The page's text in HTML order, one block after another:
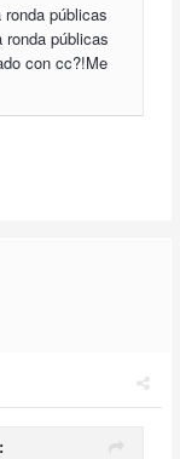
públicas
públicas
con cc?!Me